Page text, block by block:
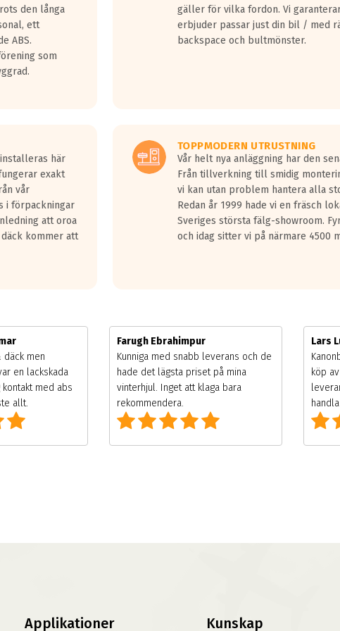
den långa
ett
ABS.
som
gäller för vilka fordon. Vi
erbjuder passar just din bil / med
backspace och bultmönster.
här
exakt
vår
i förpackningar
att oroa
kommer att
TOPPMODERN UTRUSTNING
Vår helt nya anläggning har den
Från tillverkning till smidig
vi kan utan problem hantera alla
Redan år 1999 hade vi en fräsch
Sveriges största fälg-showroom.
och idag sitter vi på närmare 4500
däck men
en lackskada
kontakt med abs
allt.
Farugh Ebrahimpur
Kunniga med snabb leverans och de
hade det lägsta priset på mina
vinterhjul. Inget att klaga bara
rekommendera.
Lars
köp
Applikationer Kunskap